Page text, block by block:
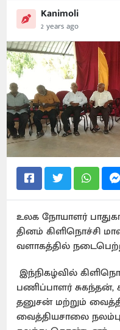
Kanimoli
2 years ago
உலக நோயாளர்
தினம் கிளிநொச்சி
வளாகத்தில்
இந்நிகழ்வில்
பணிப்பாளர் சுகந்தன்,
தனுசன் மற்றும்
வைத்தியசாலை